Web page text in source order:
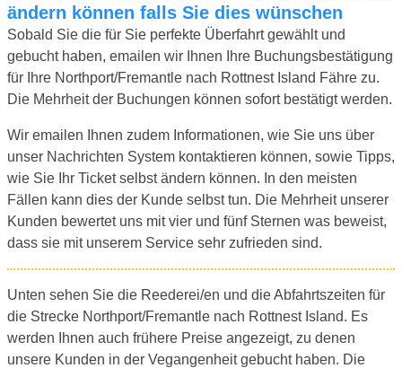
ändern können falls Sie dies wünschen
Sobald Sie die für Sie perfekte Überfahrt gewählt und
gebucht haben, emailen wir Ihnen Ihre Buchungsbestätigung
für Ihre Northport/Fremantle nach Rottnest Island Fähre zu.
Die Mehrheit der Buchungen können sofort bestätigt werden.
Wir emailen Ihnen zudem Informationen, wie Sie uns über
unser Nachrichten System kontaktieren können, sowie Tipps,
wie Sie Ihr Ticket selbst ändern können. In den meisten
Fällen kann dies der Kunde selbst tun. Die Mehrheit unserer
Kunden bewertet uns mit vier und fünf Sternen was beweist,
dass sie mit unserem Service sehr zufrieden sind.
Unten sehen Sie die Reederei/en und die Abfahrtszeiten für
die Strecke Northport/Fremantle nach Rottnest Island. Es
werden Ihnen auch frühere Preise angezeigt, zu denen
unsere Kunden in der Vegangenheit gebucht haben. Die